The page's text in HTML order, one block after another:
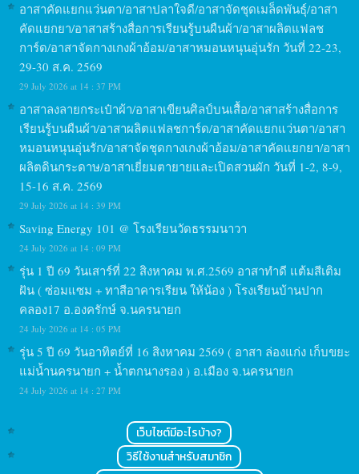
อาสาคัดแยกแว่นตา/อาสาปลาใจดี/อาสาจัดชุดเมล็ดพันธุ์/อาสา
คัดแยกยา/อาสาสร้างสื่อการเรียนรู้บนผืนผ้า/อาสาผลิตแฟลช
การ์ด/อาสาจัดกางเกงผ้าอ้อม/อาสาหมอนหนุนอุ่นรัก วันที่ 22-23,
29-30 ส.ค. 2569
29 July 2026 at 14 : 37 PM
อาสาลงลายกระเป๋าผ้า/อาสาเขียนศิลป์บนเสื้อ/อาสาสร้างสื่อการ
เรียนรู้บนผืนผ้า/อาสาผลิตแฟลชการ์ด/อาสาคัดแยกแว่นตา/อาสา
หมอนหนุนอุ่นรัก/อาสาจัดชุดกางเกงผ้าอ้อม/อาสาคัดแยกยา/อาสา
ผลิตดินกระดาษ/อาสาเยี่ยมตายายและเปิดสวนผัก วันที่ 1-2, 8-9,
15-16 ส.ค. 2569
29 July 2026 at 14 : 39 PM
Saving Energy 101 @ โรงเรียนวัดธรรมนาวา
24 July 2026 at 14 : 09 PM
รุ่น 1 ปี 69 วันเสาร์ที่ 22 สิงหาคม พ.ศ.2569 อาสาทำดี แต้มสีเติม
ฝัน ( ซ่อมแซม + ทาสีอาคารเรียน ให้น้อง ) โรงเรียนบ้านปาก
คลอง17 อ.องครักษ์ จ.นครนายก
24 July 2026 at 14 : 05 PM
รุ่น 5 ปี 69 วันอาทิตย์ที่ 16 สิงหาคม 2569 ( อาสา ล่องแก่ง เก็บขยะ
แม่น้ำนครนายก + น้ำตกนางรอง ) อ.เมือง จ.นครนายก
24 July 2026 at 14 : 27 PM
เว็บไซต์มีอะไรบ้าง?
วิธีใช้งานสำหรับสมาชิก